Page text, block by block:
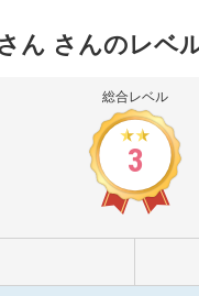
ん さんのレベ
総合レベル
3